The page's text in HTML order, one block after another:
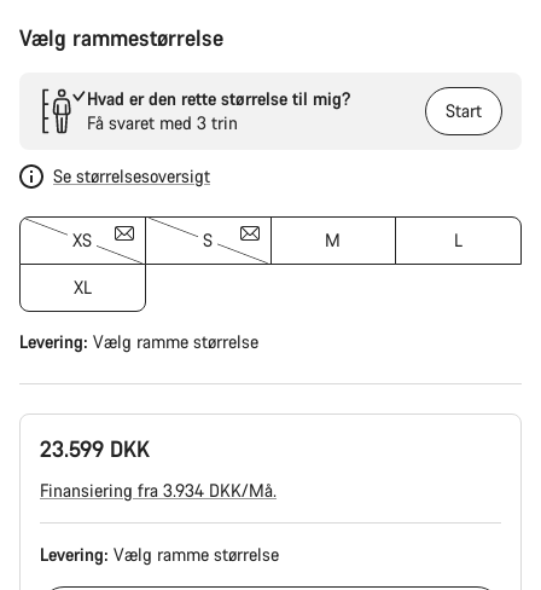
Vælg rammestørrelse
Hvad er den rette størrelse til mig?
Få svaret med 3 trin
Start
Se størrelsesoversigt
XS S M L
XL
Levering: Vælg ramme størrelse
23.599 DKK
Finansiering fra 3.934 DKK/Må.
Levering: Vælg ramme størrelse